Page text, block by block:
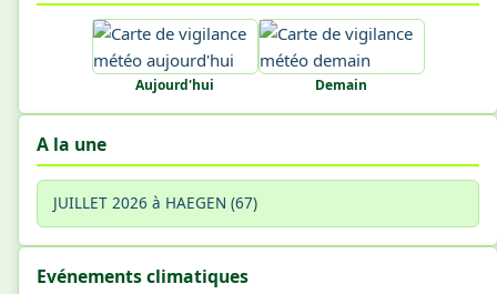
Aujourd'hui Demain
A la une
JUILLET 2026 à HAEGEN (67)
Evénements climatiques